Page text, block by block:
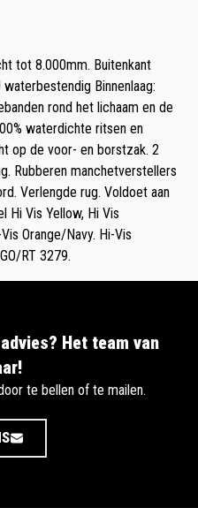
tot 8.000mm. Buitenkant
Binnenlaag:
rond het lichaam en de
waterdichte ritsen en
op de voor- en borstzak. 2
Rubberen manchetverstellers
Verlengde rug. Voldoet aan
Hi Vis Yellow, Hi Vis
Orange/Navy. Hi-Vis
RT 3279.
Het team van
te bellen of te mailen.